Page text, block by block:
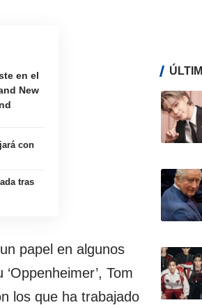
en el
New
con
tras
papel en algunos
‘Oppenheimer’, Tom
los que ha trabajado